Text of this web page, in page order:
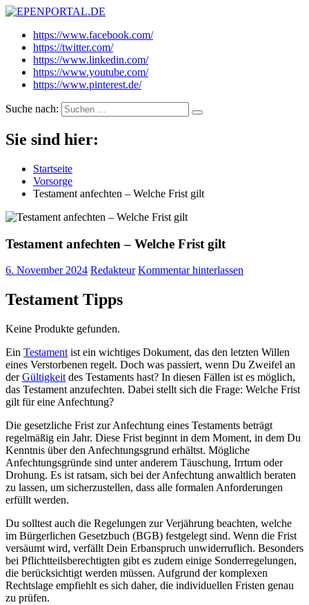
EPENPORTAL.DE
Epische News aus Politik, Finanzen & Gesellschaft
https://www.facebook.com/
https://twitter.com/
https://www.linkedin.com/
https://www.youtube.com/
https://www.pinterest.de/
Suche nach:
Sie sind hier:
Startseite
Vorsorge
Testament anfechten – Welche Frist gilt
Testament anfechten – Welche Frist gilt
6. November 2024 Redakteur Kommentar hinterlassen
Testament Tipps
Keine Produkte gefunden.
Ein Testament ist ein wichtiges Dokument, das den letzten Willen
eines Verstorbenen regelt. Doch was passiert, wenn Du Zweifel an
derGültigkeit des Testaments hast? In diesen Fällen ist es möglich,
das Testament anzufechten. Dabei stellt sich die Frage: Welche Frist
gilt für eine Anfechtung?
Die gesetzliche Frist zur Anfechtung eines Testaments beträgt
regelmäßig ein Jahr. Diese Frist beginnt in dem Moment, in dem Du
Kenntnis über den Anfechtungsgrund erhältst. Mögliche
Anfechtungsgründe sind unter anderem Täuschung, Irrtum oder
Drohung. Es ist ratsam, sich bei der Anfechtung anwaltlich beraten
zu lassen, um sicherzustellen, dass alle formalen Anforderungen
erfüllt werden.
Du solltest auch die Regelungen zur Verjährung beachten, welche
im Bürgerlichen Gesetzbuch (BGB) festgelegt sind. Wenn die Frist
versäumt wird, verfällt Dein Erbanspruch unwiderruflich. Besonders
bei Pflichtteilsberechtigten gibt es zudem einige Sonderregelungen,
die berücksichtigt werden müssen. Aufgrund der komplexen
Rechtslage empfiehlt es sich daher, die individuellen Fristen genau
zu prüfen.